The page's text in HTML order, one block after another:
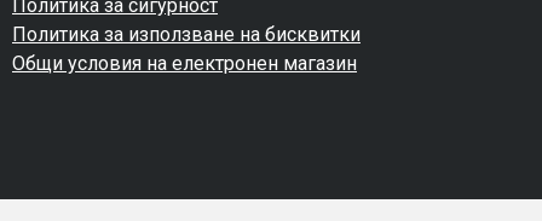
Политика за сигурност
Политика за използване на бисквитки
Общи условия на електронен магазин